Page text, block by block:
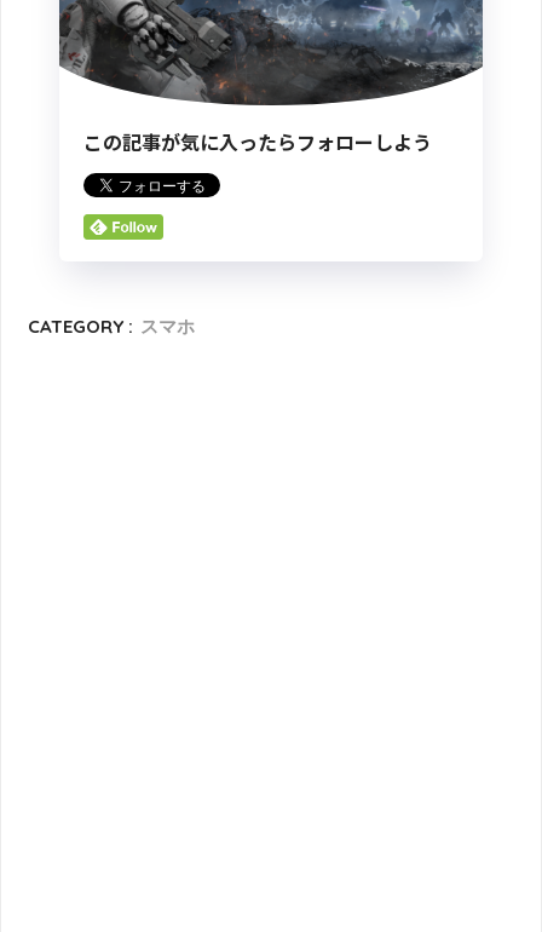
この記事が気に入ったらフォローしよう
CATEGORY : スマホ